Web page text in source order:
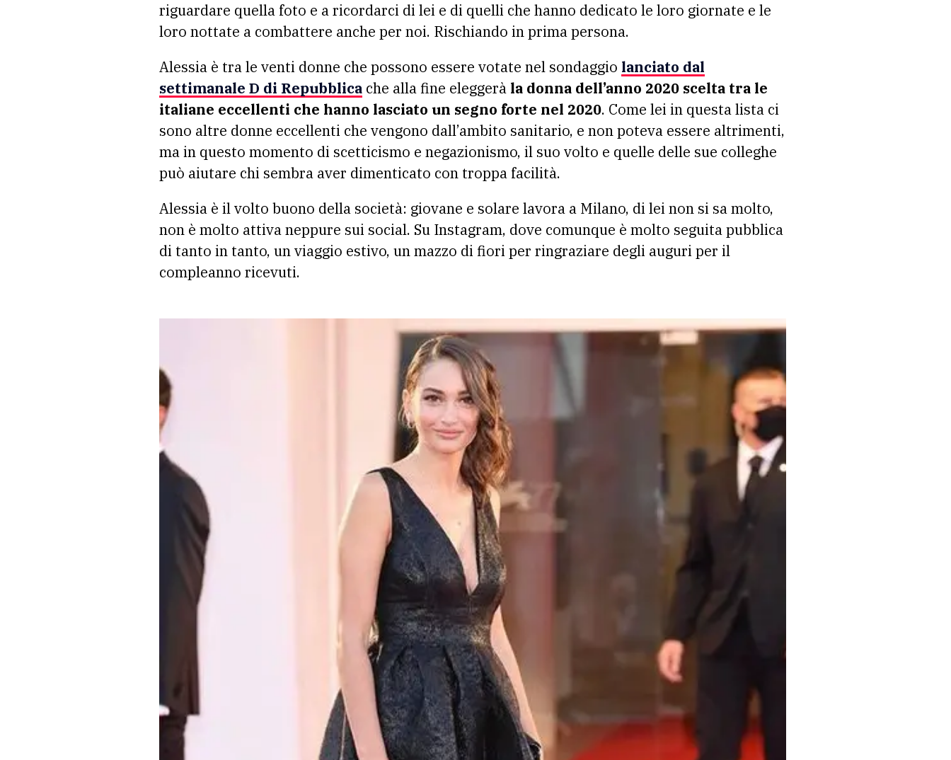
riguardare quella foto e a ricordarci di lei e di quelli che hanno dedicato le loro giornate e le
loro nottate a combattere anche per noi. Rischiando in prima persona.
Alessia è tra le venti donne che possono essere votate nel sondaggio lanciato dal
settimanale D di Repubblica che alla fine eleggerà la donna dell’anno 2020 scelta tra le
italiane eccellenti che hanno lasciato un segno forte nel 2020. Come lei in questa lista ci
sono altre donne eccellenti che vengono dall’ambito sanitario, e non poteva essere altrimenti,
ma in questo momento di scetticismo e negazionismo, il suo volto e quelle delle sue colleghe
può aiutare chi sembra aver dimenticato con troppa facilità.
Alessia è il volto buono della società: giovane e solare lavora a Milano, di lei non si sa molto,
non è molto attiva neppure sui social. Su Instagram, dove comunque è molto seguita pubblica
di tanto in tanto, un viaggio estivo, un mazzo di fiori per ringraziare degli auguri per il
compleanno ricevuti.